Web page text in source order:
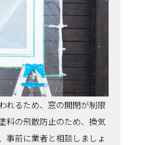
れるため、窓の開閉が制限
料の飛散防止のため、換気
事前に業者と相談しましょ